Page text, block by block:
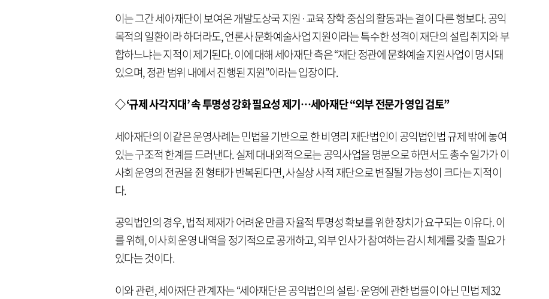
이는 그간 세아재단이 보여온 개발도상국 지원·교육 장학 중심의 활동과는 결이 다른 행보다. 공익
목적의 일환이라 하더라도, 언론사 문화예술사업 지원이라는 특수한 성격이 재단의 설립 취지와 부
합하느냐는 지적이 제기된다. 이에 대해 세아재단 측은 “재단 정관에 문화예술 지원사업이 명시돼
있으며, 정관 범위 내에서 진행된 지원”이라는 입장이다.
◇ ‘규제 사각지대’ 속 투명성 강화 필요성 제기…세아재단 “외부 전문가 영입 검토”
세아재단의 이같은 운영사례는 민법을 기반으로 한 비영리 재단법인이 공익법인법 규제 밖에 놓여
있는 구조적 한계를 드러낸다. 실제 대내외적으로는 공익사업을 명분으로 하면서도 총수 일가가 이
사회 운영의 전권을 쥔 형태가 반복된다면, 사실상 사적 재단으로 변질될 가능성이 크다는 지적이
다.
공익법인의 경우, 법적 제재가 어려운 만큼 자율적 투명성 확보를 위한 장치가 요구되는 이유다. 이
를 위해, 이사회 운영 내역을 정기적으로 공개하고, 외부 인사가 참여하는 감시 체계를 갖출 필요가
있다는 것이다.
이와 관련, 세아재단 관계자는 “세아재단은 공익법인의 설립·운영에 관한 법률이 아닌 민법 제32